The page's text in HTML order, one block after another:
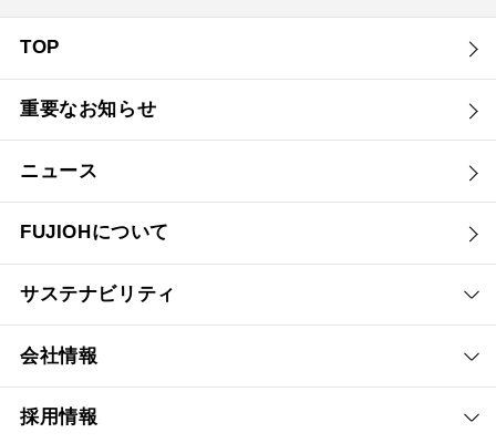
TOP
重要なお知らせ
ニュース
FUJIOHについて
サステナビリティ
会社情報
採用情報